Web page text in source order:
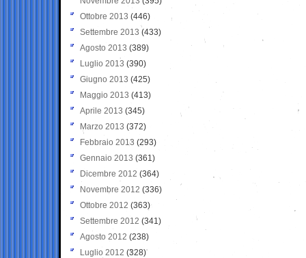
Ottobre 2013 (446)
Settembre 2013 (433)
Agosto 2013 (389)
Luglio 2013 (390)
Giugno 2013 (425)
Maggio 2013 (413)
Aprile 2013 (345)
Marzo 2013 (372)
Febbraio 2013 (293)
Gennaio 2013 (361)
Dicembre 2012 (364)
Novembre 2012 (336)
Ottobre 2012 (363)
Settembre 2012 (341)
Agosto 2012 (238)
Luglio 2012 (328)